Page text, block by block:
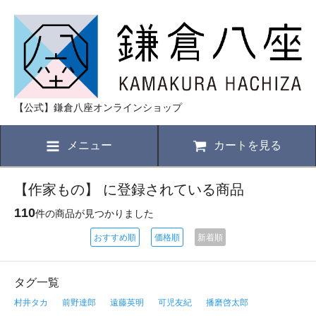
【公式】鎌倉八座オンラインショップ
メニュー カートを見る
【作家もの】 に登録されている商品
110件の商品が見つかりました
おすすめ順 価格順 新着順
タグ一覧
村井タカ 前野達郎 遠藤英明 可児友紀
播磨啓太郎